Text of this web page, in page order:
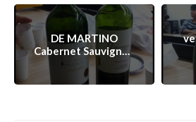
DE MARTINO
Cabernet Sauvignon
2009